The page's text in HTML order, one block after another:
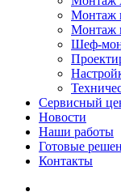
Монтаж
Монтаж
Шеф-
Сервисный
Новости
Наши работы
Готовые
Контакты